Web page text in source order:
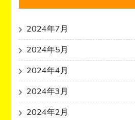
2024年7月
2024年5月
2024年4月
2024年3月
2024年2月